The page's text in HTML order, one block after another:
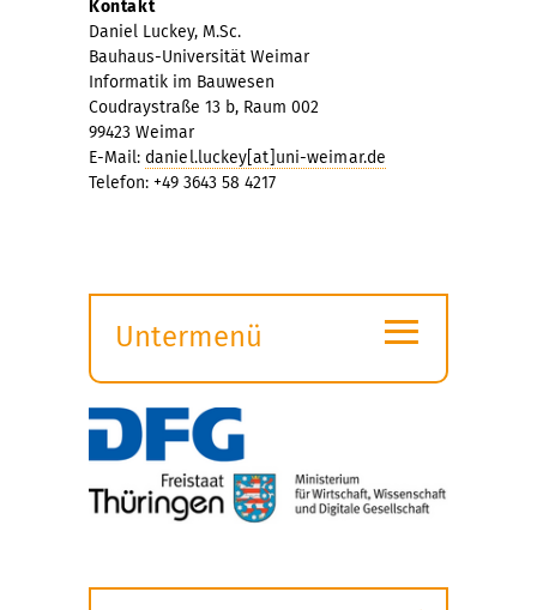
Kontakt
Daniel Luckey, M.Sc.
Bauhaus-Universität Weimar
Informatik im Bauwesen
Coudraystraße 13 b, Raum 002
99423 Weimar
E-Mail: daniel.luckey[at]uni-weimar.de
Telefon: +49 3643 58 4217
Untermenü
öffnen
≡